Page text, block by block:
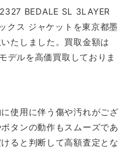
BEDALE SL 3LAYER
クス ジャケットを東京都墨
たしました。買取金額は
デルを高価買取しておりま
使用に伴う傷や汚れがござ
タンの動作もスムーズであ
ると判断して高額査定とな